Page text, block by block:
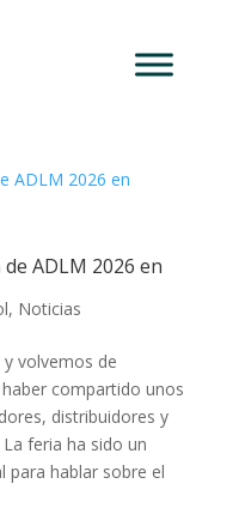
ADLM 2026 en
, Noticias
volvemos de
compartido unos
distribuidores y
feria ha sido un
para hablar sobre el